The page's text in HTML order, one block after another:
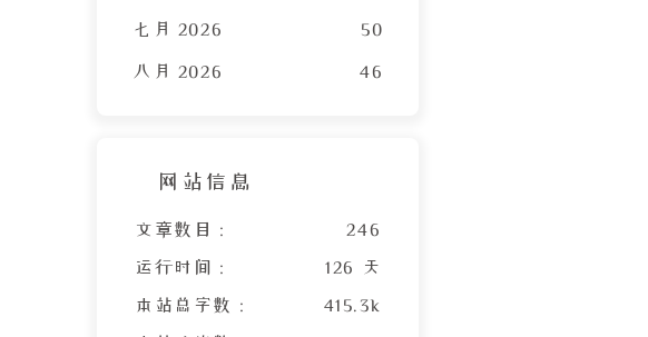
七月 2026 50
八月 2026 46
网站信息
文章数目 : 246
运行时间 : 126 天
本站总字数 : 415.3k